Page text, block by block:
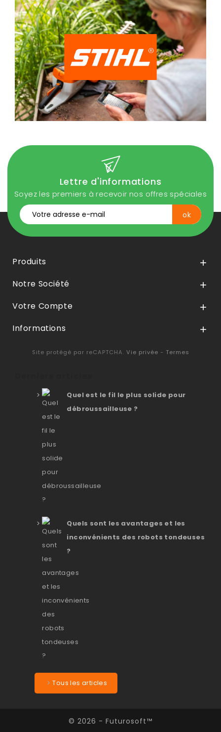
Lettre d'informations
Soyez les premiers à recevoir nos offres spéciales
Produits 
Notre Société 
Votre Compte 
Informations 
Site protégé par reCAPTCHA. Vie privée - Termes
Quel est le fil le plus solide pour
débroussailleuse ?
Quels sont les avantages et les
inconvénients des robots tondeuses
?
Tous les articles
© 2026 - Futurosoft™